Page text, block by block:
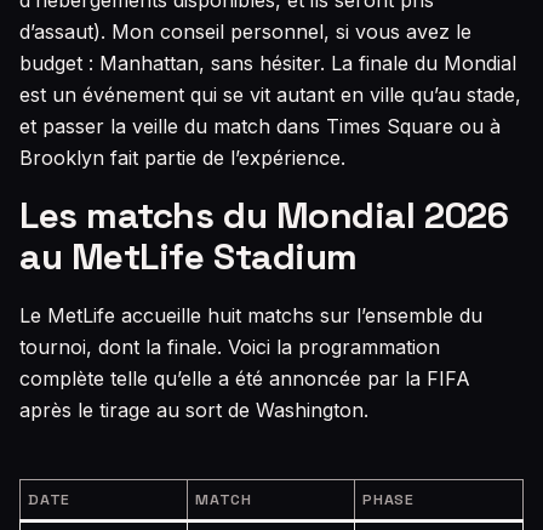
d’assaut). Mon conseil personnel, si vous avez le
budget : Manhattan, sans hésiter. La finale du Mondial
est un événement qui se vit autant en ville qu’au stade,
et passer la veille du match dans Times Square ou à
Brooklyn fait partie de l’expérience.
Les matchs du Mondial 2026
au MetLife Stadium
Le MetLife accueille huit matchs sur l’ensemble du
tournoi, dont la finale. Voici la programmation
complète telle qu’elle a été annoncée par la FIFA
après le tirage au sort de Washington.
DATE MATCH PHASE